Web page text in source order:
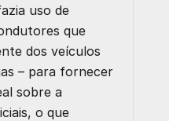
uso de
que
dos veículos
– para fornecer
sobre a
o que